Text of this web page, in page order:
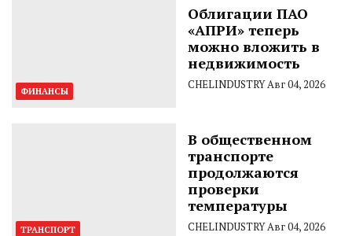
ФИНАНСЫ
Облигации ПАО
«АПРИ» теперь
можно вложить в
недвижимость
CHELINDUSTRYАвг 04, 2026
ТРАНСПОРТ
В общественном
транспорте
продолжаются
проверки
температуры
CHELINDUSTRYАвг 04, 2026